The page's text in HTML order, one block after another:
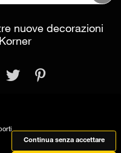
nuove decorazioni
generali di vendita
dei cookies
Continua senza accettare